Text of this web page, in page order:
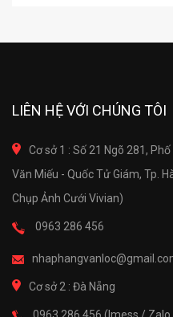
LIÊN HỆ VỚI CHÚNG TÔI
Cơ sở 1 : Số 21 Ngõ 281,
Văn Miếu - Quốc Tử Giám, Tp.
Chụp Ảnh Cưới Vivian)
0963 286 456
Cơ sở 2 : Đà Nẵng